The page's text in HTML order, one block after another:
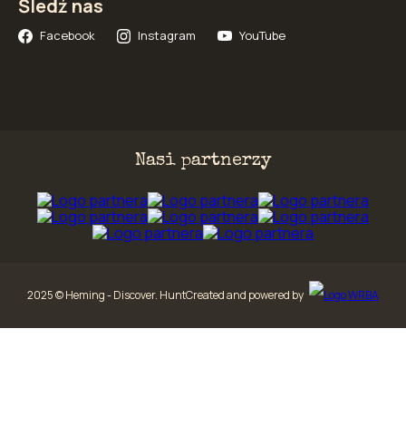
Śledź nas
Facebook Instagram YouTube
Nasi partnerzy
2025 © Heming - Discover. HuntCreated and powered by